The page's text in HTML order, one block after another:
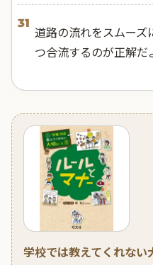
31
道路の流れをスムーズ
つ合流するのが正解だ
学校では教えてくれない